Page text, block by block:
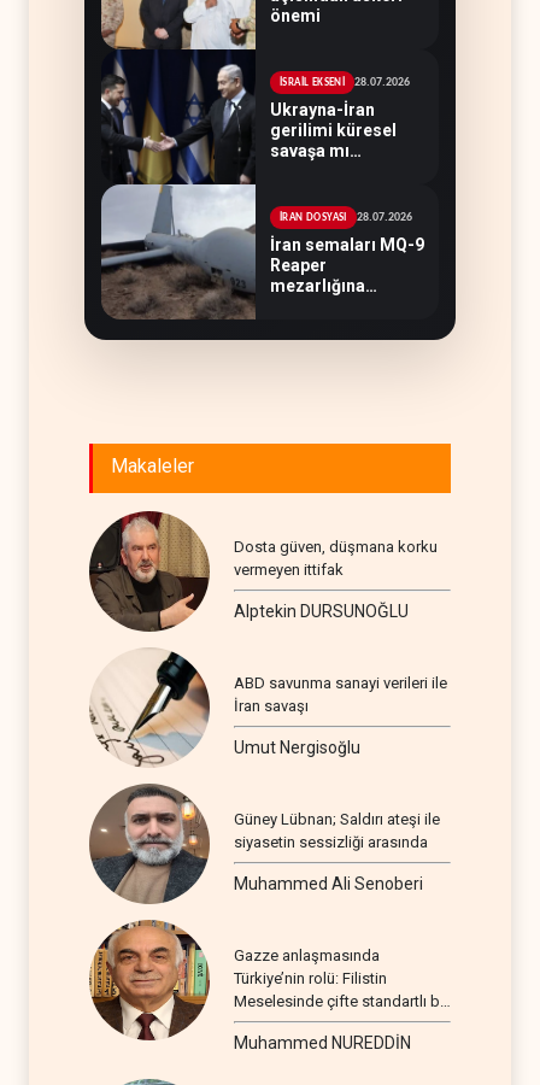
önemi
İSRAİL EKSENİ 28.07.2026
Ukrayna-İran
gerilimi küresel
savaşa mı
İRAN DOSYASI 28.07.2026
İran semaları MQ-9
Reaper
mezarlığına
Makaleler
Dosta güven, düşmana korku
vermeyen ittifak
Alptekin DURSUNOĞLU
ABD savunma sanayi verileri ile
İran savaşı
Umut Nergisoğlu
Güney Lübnan; Saldırı ateşi ile
siyasetin sessizliği arasında
Muhammed Ali Senoberi
Gazze anlaşmasında
Türkiye’nin rolü: Filistin
Meselesinde çifte standartlı bir
seyir
Muhammed NUREDDİN